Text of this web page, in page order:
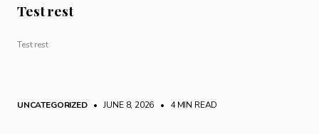
Test rest
Test rest
UNCATEGORIZED • JUNE 8, 2026 • 4 MIN READ